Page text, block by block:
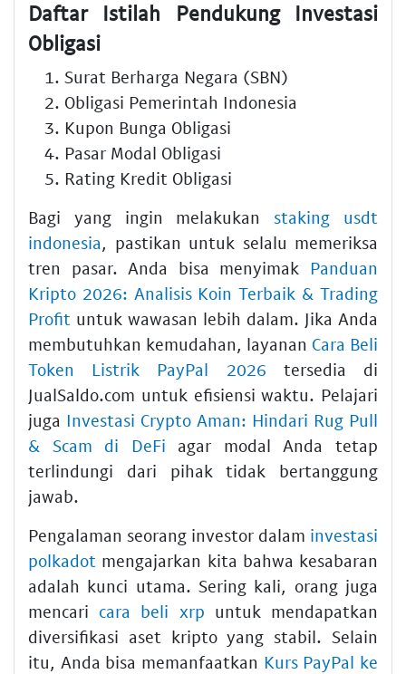
Daftar Istilah Pendukung Investasi
Obligasi
Surat Berharga Negara (SBN)
Obligasi Pemerintah Indonesia
Kupon Bunga Obligasi
Pasar Modal Obligasi
Rating Kredit Obligasi
Bagi yang ingin melakukanstaking usdt
indonesia, pastikan untuk selalu memeriksa
tren pasar. Anda bisa menyimak Panduan
Kripto 2026: Analisis Koin Terbaik & Trading
Profit untuk wawasan lebih dalam. Jika Anda
membutuhkan kemudahan, layanan Cara Beli
Token Listrik PayPal 2026 tersedia di
JualSaldo.com untuk efisiensi waktu. Pelajari
juga Investasi Crypto Aman: Hindari Rug Pull
& Scam di DeFi agar modal Anda tetap
terlindungi dari pihak tidak bertanggung
jawab.
Pengalaman seorang investor dalam investasi
polkadot mengajarkan kita bahwa kesabaran
adalah kunci utama. Sering kali, orang juga
mencari cara beli xrp untuk mendapatkan
diversifikasi aset kripto yang stabil. Selain
itu, Anda bisa memanfaatkan Kurs PayPal ke